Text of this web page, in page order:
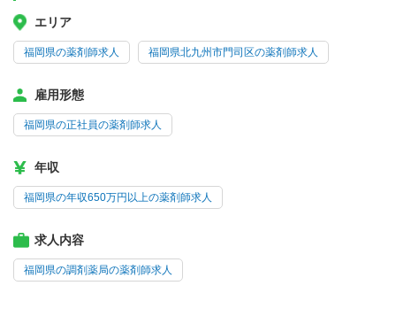
エリア
福岡県の薬剤師求人 福岡県北九州市門司区の薬剤師求人
雇用形態
福岡県の正社員の薬剤師求人
年収
福岡県の年収650万円以上の薬剤師求人
求人内容
福岡県の調剤薬局の薬剤師求人